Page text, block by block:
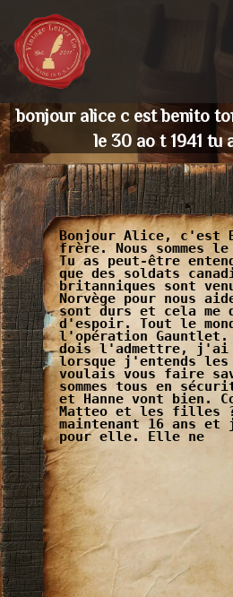
Skip
to
content
bonjour alice c est benito
le 30 ao t 1941 tu
Bonjour Alice, c'est
frère. Nous sommes
Tu as peut-être
que des soldats
britanniques sont
Norvège pour nous
sont durs et cela me
d'espoir. Tout le
l'opération Gauntlet.
dois l'admettre, j'ai
lorsque j'entends les
voulais vous faire
sommes tous en
et Hanne vont bien.
Matteo et les filles ?
maintenant 16 ans et
pour elle. Elle ne